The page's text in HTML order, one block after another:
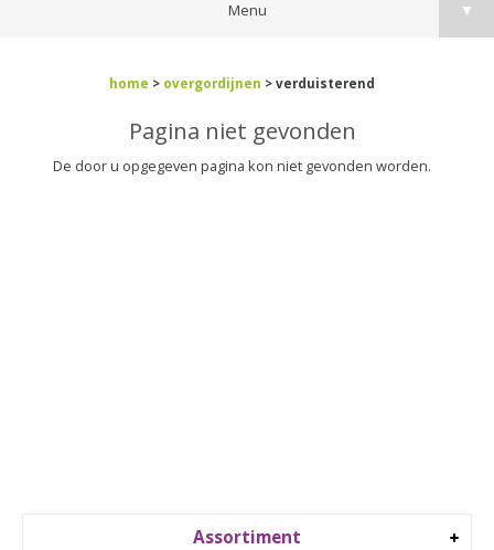
Menu ▼
Assortiment
home > overgordijnen > verduisterend
Pagina niet gevonden
De door u opgegeven pagina kon niet gevonden worden.